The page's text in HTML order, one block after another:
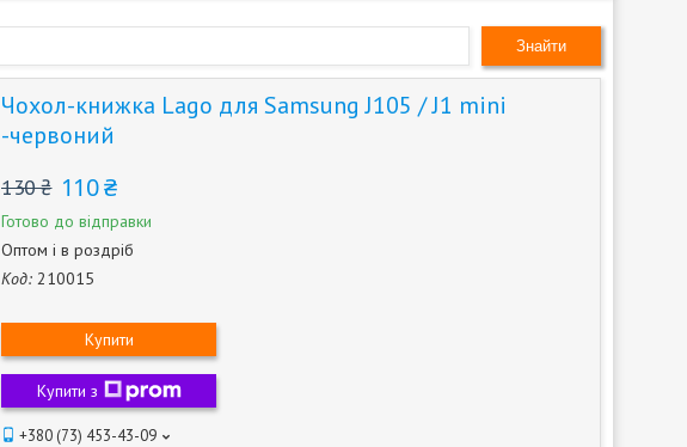
Знайти
Чохол-книжка Lago для Samsung J105 / J1 mini
-червоний
130 ₴ 110 ₴
Готово до відправки
Оптом і в роздріб
Код: 210015
Купити
Купити з
+380 (73) 453-43-09